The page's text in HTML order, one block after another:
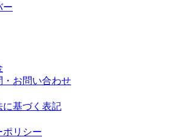
ー
・お問い合わせ
に基づく表記
ポリシー